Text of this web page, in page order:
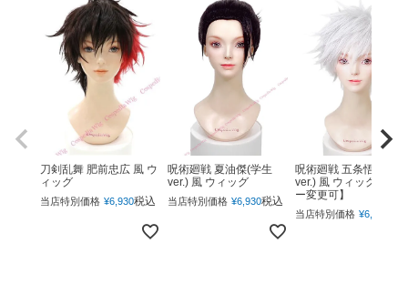
刀剣乱舞 肥前忠広 風 ウ
ィッグ
当店特別価格 ¥6,930税込
呪術廻戦 夏油傑(学生
ver.) 風 ウィッグ
当店特別価格 ¥6,930税込
呪術廻戦 五条悟(下ろ
ver.) 風 ウィッグ 【カ
ー変更可】
当店特別価格 ¥6,930